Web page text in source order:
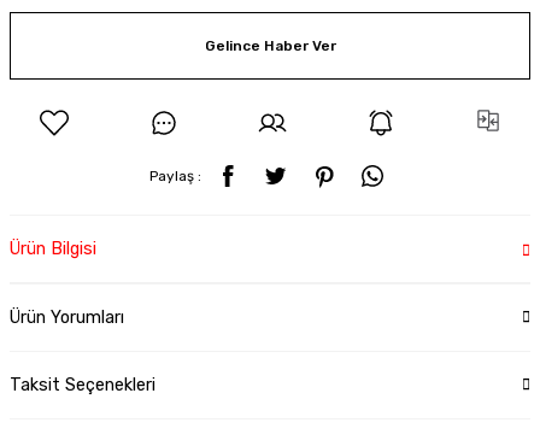
Gelince Haber Ver
Paylaş :
Ürün Bilgisi
Ürün Yorumları
Taksit Seçenekleri